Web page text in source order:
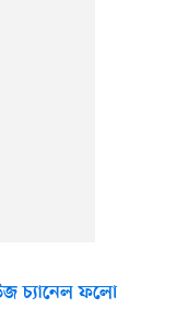
চ্যানেল ফলো